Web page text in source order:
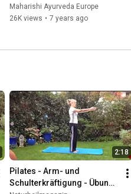
Maharishi Ayurveda Europe
26K views • 7 years ago
2:18
Pilates - Arm- und
Schulterkräftigung - Übung